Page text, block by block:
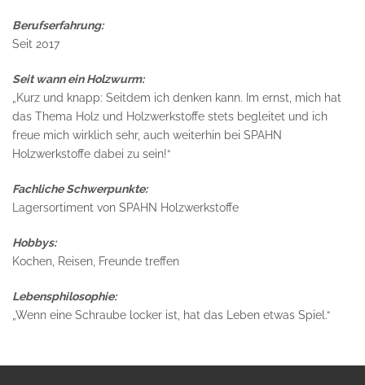
Berufserfahrung:
Seit 2017
Seit wann ein Holzwurm:
„Kurz und knapp: Seitdem ich denken kann. Im ernst, mich hat
das Thema Holz und Holzwerkstoffe stets begleitet und ich
freue mich wirklich sehr, auch weiterhin bei SPAHN
Holzwerkstoffe dabei zu sein!“
Fachliche Schwerpunkte:
Lagersortiment von SPAHN Holzwerkstoffe
Hobbys:
Kochen, Reisen, Freunde treffen
Lebensphilosophie:
„Wenn eine Schraube locker ist, hat das Leben etwas Spiel.“